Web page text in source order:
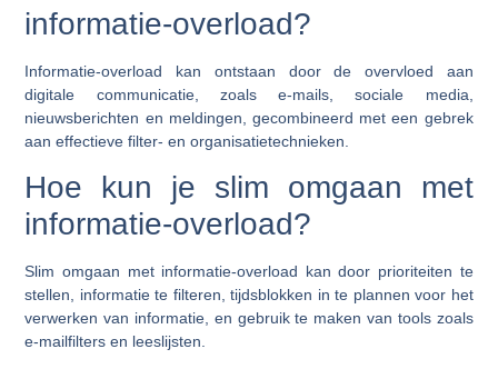
informatie-overload?
Informatie-overload kan ontstaan door de overvloed aan
digitale communicatie, zoals e-mails, sociale media,
nieuwsberichten en meldingen, gecombineerd met een gebrek
aan effectieve filter- en organisatietechnieken.
Hoe kun je slim omgaan met
informatie-overload?
Slim omgaan met informatie-overload kan door prioriteiten te
stellen, informatie te filteren, tijdsblokken in te plannen voor het
verwerken van informatie, en gebruik te maken van tools zoals
e-mailfilters en leeslijsten.